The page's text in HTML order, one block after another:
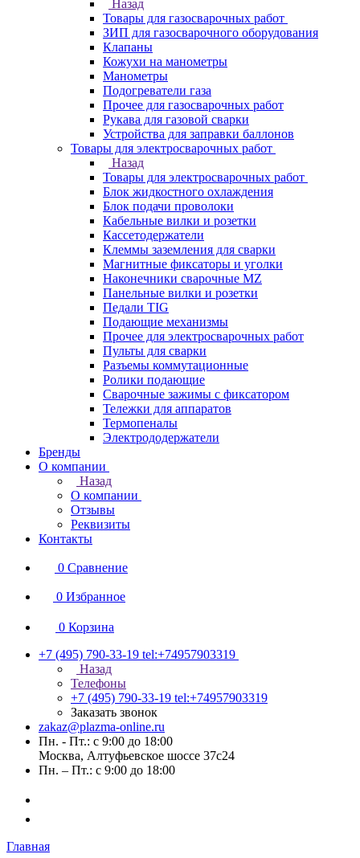
Назад
Товары для газосварочных работ
ЗИП для газосварочного оборудования
Клапаны
Кожухи на манометры
Манометры
Подогреватели газа
Прочее для газосварочных работ
Рукава для газовой сварки
Устройства для заправки баллонов
Товары для электросварочных работ
Назад
Товары для электросварочных работ
Блок жидкостного охлаждения
Блок подачи проволоки
Кабельные вилки и розетки
Кассетодержатели
Клеммы заземления для сварки
Магнитные фиксаторы и уголки
Наконечники сварочные MZ
Панельные вилки и розетки
Педали TIG
Подающие механизмы
Прочее для электросварочных работ
Пульты для сварки
Разъемы коммутационные
Ролики подающие
Сварочные зажимы с фиксатором
Тележки для аппаратов
Термопеналы
Электрододержатели
Бренды
О компании
Назад
О компании
Отзывы
Реквизиты
Контакты
0 Сравнение
0 Избранное
0 Корзина
+7 (495) 790-33-19 tel:+74957903319
Назад
Телефоны
+7 (495) 790-33-19 tel:+74957903319
Заказать звонок
zakaz@plazma-online.ru
Пн. - Пт.: с 9:00 до 18:00
Москва, Алтуфьевское шоссе 37с24
Пн. – Пт.: с 9:00 до 18:00
Главная